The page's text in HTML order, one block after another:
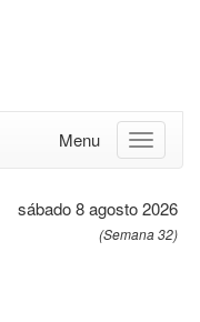
Menu
sábado 8 agosto 2026
(Semana 32)